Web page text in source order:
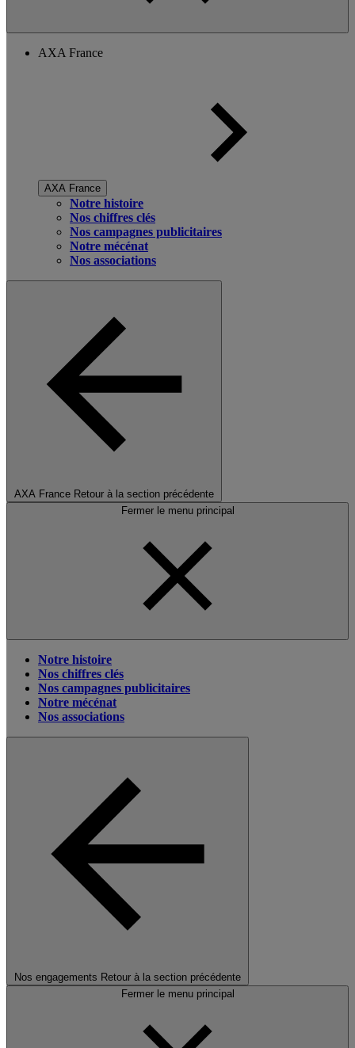
AXA France
AXA France
Notre histoire
Nos chiffres clés
Nos campagnes publicitaires
Notre mécénat
Nos associations
AXA France Retour à la section précédente
Fermer le menu principal
Notre histoire
Nos chiffres clés
Nos campagnes publicitaires
Notre mécénat
Nos associations
Nos engagements Retour à la section précédente
Fermer le menu principal